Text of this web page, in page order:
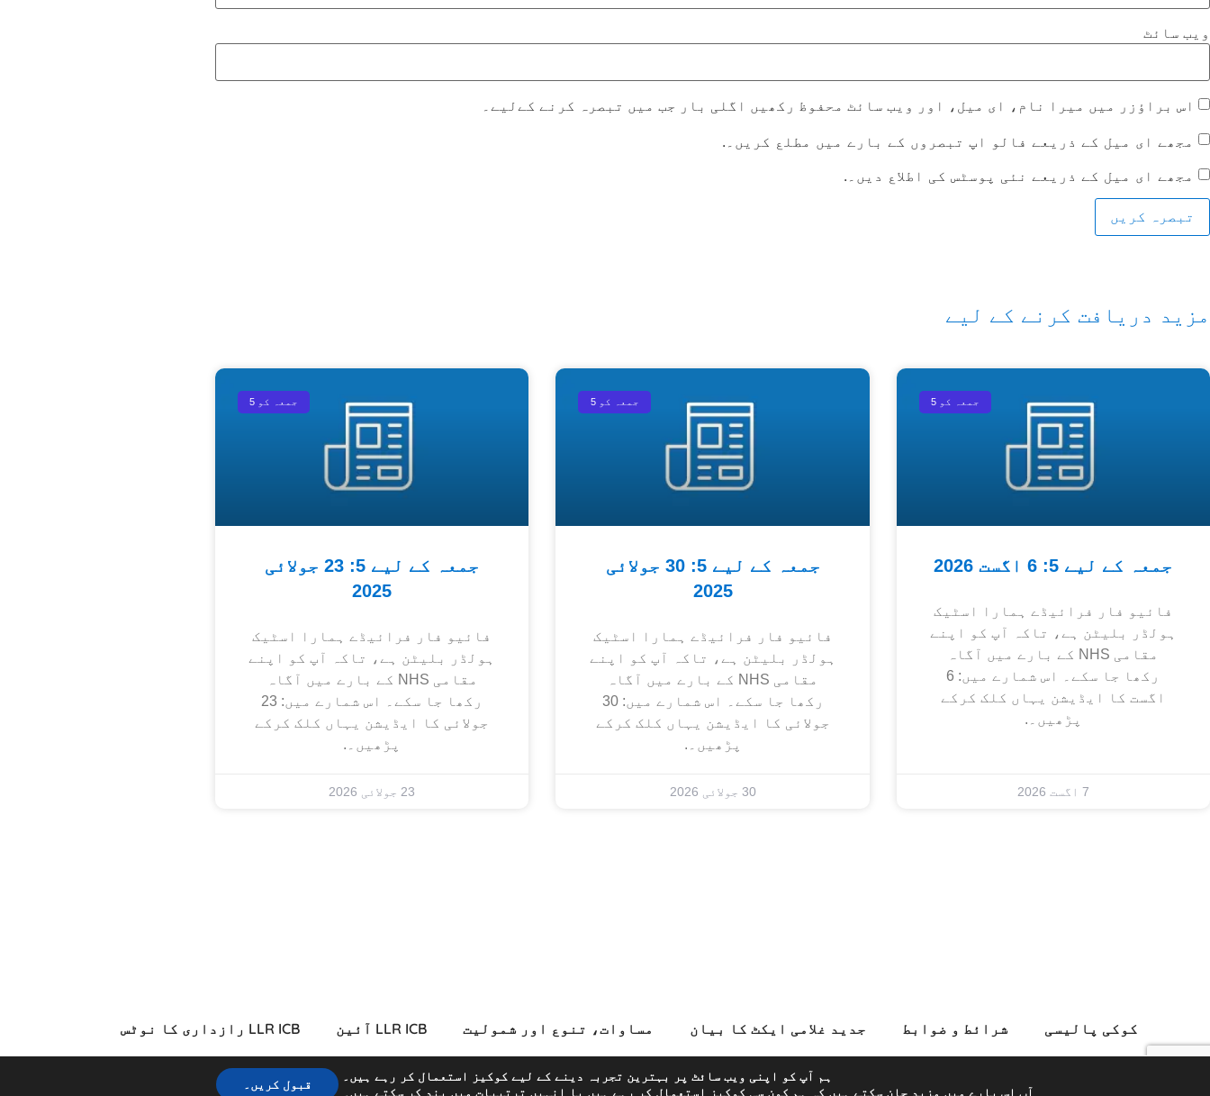
ویب‌ سائٹ
اس براؤزر میں میرا نام، ای میل، اور ویب سائٹ محفوظ رکھیں اگلی بار جب میں تبصرہ کرنے کےلیے۔
مجھے ای میل کے ذریعے فالو اپ تبصروں کے بارے میں مطلع کریں۔.
مجھے ای میل کے ذریعے نئی پوسٹس کی اطلاع دیں۔.
مزید دریافت کرنے کے لیے
جمعہ کو 5
جمعہ کے لیے 5: 6 اگست 2026
فائیو فار فرائیڈے ہمارا اسٹیک
ہولڈر بلیٹن ہے، تاکہ آپ کو اپنے
مقامی NHS کے بارے میں آگاہ
رکھا جا سکے۔ اس شمارے میں: 6
اگست کا ایڈیشن یہاں کلک کرکے
پڑھیں۔.
7 اگست 2026
جمعہ کو 5
جمعہ کے لیے 5: 30 جولائی
2025
فائیو فار فرائیڈے ہمارا اسٹیک
ہولڈر بلیٹن ہے، تاکہ آپ کو اپنے
مقامی NHS کے بارے میں آگاہ
رکھا جا سکے۔ اس شمارے میں: 30
جولائی کا ایڈیشن یہاں کلک کرکے
پڑھیں۔.
30 جولائی 2026
جمعہ کو 5
جمعہ کے لیے 5: 23 جولائی
2025
فائیو فار فرائیڈے ہمارا اسٹیک
ہولڈر بلیٹن ہے، تاکہ آپ کو اپنے
مقامی NHS کے بارے میں آگاہ
رکھا جا سکے۔ اس شمارے میں: 23
جولائی کا ایڈیشن یہاں کلک کرکے
پڑھیں۔.
23 جولائی 2026
کوکی پالیسی شرائط و ضوابط جدید غلامی ایکٹ کا بیان مساوات، تنوع اور شمولیت LLR ICB آئین LLR ICB رازداری کا نوٹس
گورننس ہینڈ بک دلچسپی کے اعلانات نوکریاں رسائی کا بیان میڈیا کی رضامندی۔
ہم آپ کو اپنی ویب سائٹ پر بہترین تجربہ دینے کے لیے کوکیز استعمال کر رہے ہیں۔
آپ اس بارے میں مزید جان سکتے ہیں کہ ہم کون سی کوکیز استعمال کر رہے ہیں یا انہیں ترتیباتمیں بند کر سکتے ہیں۔
قبول کریں۔